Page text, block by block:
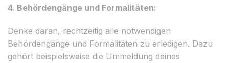
4. Behördengänge und Formalitäten:
Denke daran, rechtzeitig alle notwendigen
Behördengänge und Formalitäten zu erledigen. Dazu
gehört beispielsweise die Ummeldung deines